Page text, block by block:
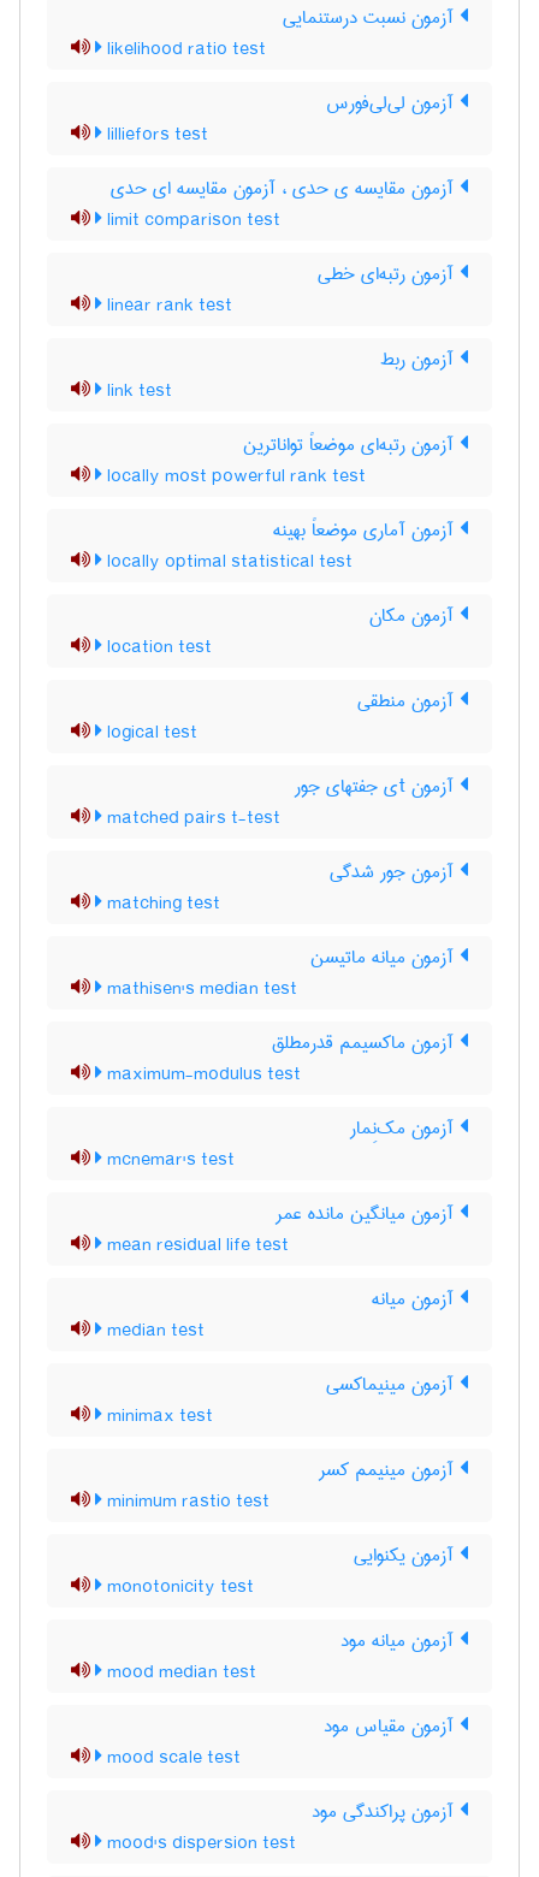
آزمون نسبت درستنمایی
likelihood ratio test
آزمون لی‌لی‌فورس
lilliefors test
آزمون مقایسه ی حدی ، آزمون مقایسه ای حدی
limit comparison test
آزمون رتبه‌ای خطی
linear rank test
آزمون ربط
link test
آزمون رتبه‌ای موضعاً تواناترین
locally most powerful rank test
آزمون آماری موضعاً بهینه
locally optimal statistical test
آزمون مکان
location test
آزمون منطقی
logical test
آزمون tی جفتهای جور
matched pairs t-test
آزمون جور شدگی
matching test
آزمون میانه ماتیسن
mathisen's median test
آزمون ماکسیمم قدرمطلق
maximum-modulus test
آزمون مک‌نِمار
mcnemar's test
آزمون میانگین مانده عمر
mean residual life test
آزمون میانه
median test
آزمون مینیماکسی
minimax test
آزمون مینیمم کسر
minimum rastio test
آزمون یکنوایی
monotonicity test
آزمون میانه مود
mood median test
آزمون مقیاس مود
mood scale test
آزمون پراکندگی مود
mood's dispersion test